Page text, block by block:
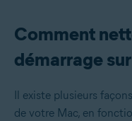
Comment
démarrage
Il existe plusieurs
de votre Mac, en